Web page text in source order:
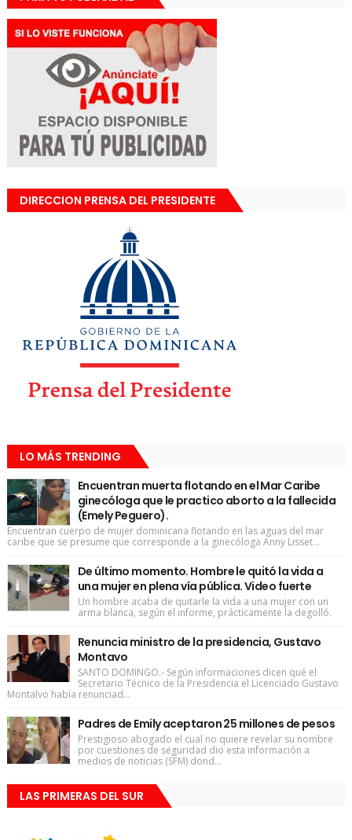
DIRECCION PRENSA DEL PRESIDENTE
LO MÁS TRENDING
Encuentran muerta flotando en el Mar Caribe
ginecóloga que le practico aborto a la fallecida
(Emely Peguero).
Encuentran cuerpo de mujer dominicana flotando en las aguas del mar
caribe que se presume que corresponde a la ginecóloga Anny Lisset...
De último momento. Hombre le quitó la vida a
una mujer en plena vía pública. Video fuerte
Un hombre acaba de quitarle la vida a una mujer con un
arma blanca, según el informe, prácticamente la degolló.
Renuncia ministro de la presidencia, Gustavo
Montavo
SANTO DOMINGO.- Según informaciones dicen qué el
Secretario Técnico de la Presidencia el Licenciado Gustavo
Montalvo había renunciad...
Padres de Emily aceptaron 25 millones de pesos
Prestigioso abogado el cual no quiere revelar su nombre
por cuestiones de seguridad dio esta información a
medios de noticias (SFM) dond...
LAS PRIMERAS DEL SUR